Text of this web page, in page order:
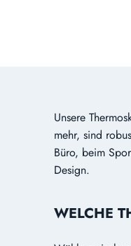
Unsere
mehr, sind
Büro, beim
Design.
WELCHE